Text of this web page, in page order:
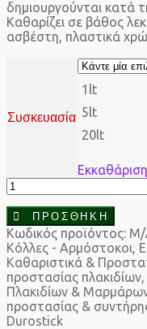
δημιουργούνται κατά
Καθαρίζει σε βάθος
ασβέστη, πλαστικά
Συσκευασία
1lt
5lt
20lt
Εκκαθάριση
Durostick
Όξινο
καθαριστικό
πλακιδίων
ποσότητα
ΠΡΟΣΘΉΚΗ
Κωδικός προϊόντος: Μ/
Κόλλες - Αρμόστοκοι,
Καθαριστικά &
προστασίας
Πλακιδίων &
προστασίας &
Durostick